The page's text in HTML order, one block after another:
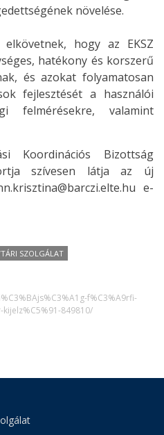
növelése.
hogy az EKSZ
hatékony és korszerű
és azokat folyamatosan
fejlesztését a használói
felmérésekre, valamint
Koordinációs Bizottság
szívesen látja az új
e-
SZOLGÁLAT
f%C3%A9rfi-
kijelz%C5%91-849810/